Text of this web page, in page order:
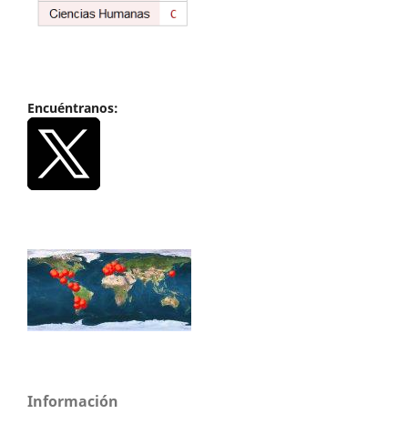
Encuéntranos:
Información